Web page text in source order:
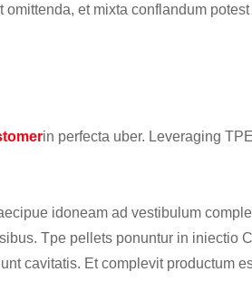
et mixta conflandum
in perfecta uber. Leveraging
idoneam ad vestibulum
Tpe pellets ponuntur in iniectio
cavitatis. Et complevit productum